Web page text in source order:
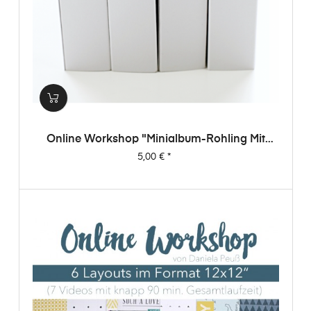
Online Workshop "Minialbum-Rohling Mit
Dani"
Preis
5,00 €*